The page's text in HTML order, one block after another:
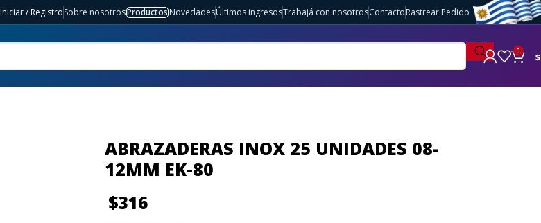
Iniciar / RegistroSobre nosotrosProductosNovedadesÚltimos ingresosTrabajá con nosotrosContactoRastrear Pedido
0 $
ABRAZADERAS INOX 25 UNIDADES 08-
12MM EK-80
$316